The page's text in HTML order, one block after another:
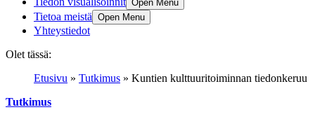
Open Menu
Tietoa meistä Open Menu
Yhteystiedot
Olet tässä:
Etusivu » Tutkimus » Kuntien kulttuuritoiminnan tiedonkeruu
Tutkimus